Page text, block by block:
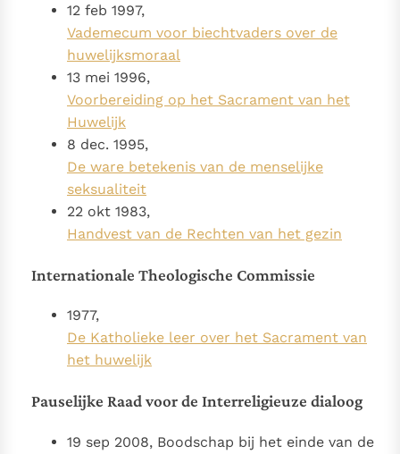
12 feb 1997,
Vademecum voor biechtvaders over de
huwelijksmoraal
13 mei 1996,
Voorbereiding op het Sacrament van het
Huwelijk
8 dec. 1995,
De ware betekenis van de menselijke
seksualiteit
22 okt 1983,
Handvest van de Rechten van het gezin
Internationale Theologische Commissie
1977,
De Katholieke leer over het Sacrament van
het huwelijk
Pauselijke Raad voor de Interreligieuze dialoog
19 sep 2008, Boodschap bij het einde van de